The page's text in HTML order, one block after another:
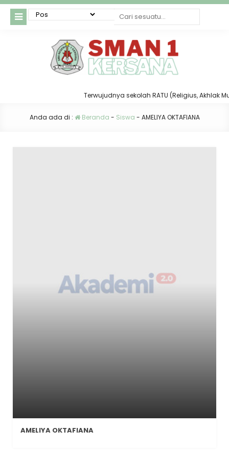
Terwujudnya sekolah RATU (Religius, Akhlak
Anda ada di : Beranda - Siswa - AMELIYA OKTAFIANA
AMELIYA OKTAFIANA